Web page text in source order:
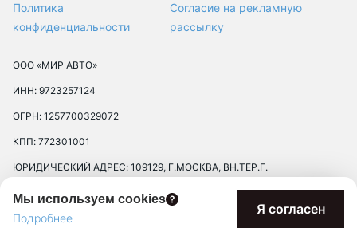
Мы используем cookies
Подробнее
Я согласен
Политика
конфиденциальности
Согласие на рекламную
рассылку
ООО «МИР АВТО»
ИНН: 9723257124
ОГРН: 1257700329072
КПП: 772301001
ЮРИДИЧЕСКИЙ АДРЕС: 109129, Г.МОСКВА, ВН.ТЕР.Г.
ТЕКСТИЛЬЩИКОВ, Д. 13, К. 2, ПОМЕЩ. 17/8П